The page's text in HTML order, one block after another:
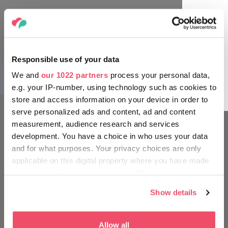
Responsible use of your data
We and our 1022 partners process your personal data,
e.g. your IP-number, using technology such as cookies to
store and access information on your device in order to
serve personalized ads and content, ad and content
measurement, audience research and services
development. You have a choice in who uses your data
and for what purposes. Your privacy choices are only
applicable on this digital property where you have made
If you allow, we would also like to:
Show details
Allow all
El Lago Tisza
El Lago Tisza
La migración de las grullas
octubre, se pueden ver miles de enormes y majestuosas
¡Una experiencia sin igual para recordar siempre!
‎¡MUÉVETE EN TU ENTORNO
COMO UN HÚNGARO!